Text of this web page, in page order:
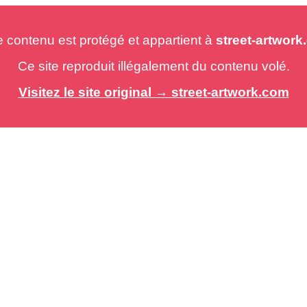
est protégé et appartient à street-
Ce site reproduit illégalement du contenu volé.
Visitez le site original → street-artwork.com